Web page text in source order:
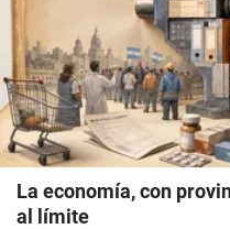
La economía, con
al límite